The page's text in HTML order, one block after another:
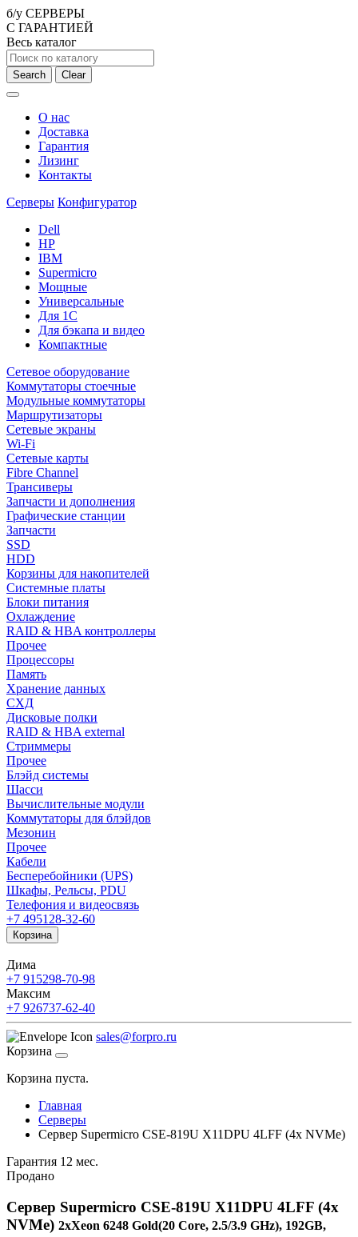
б/у СЕРВЕРЫ
С ГАРАНТИЕЙ
Весь каталог
Search Clear
О нас
Доставка
Гарантия
Лизинг
Контакты
Серверы Конфигуратор
Dell
HP
IBM
Supermicro
Мощные
Универсальные
Для 1С
Для бэкапа и видео
Компактные
Сетевое оборудование
Коммутаторы стоечные
Модульные коммутаторы
Маршрутизаторы
Сетевые экраны
Wi-Fi
Сетевые карты
Fibre Channel
Трансиверы
Запчасти и дополнения
Графические станции
Запчасти
SSD
HDD
Корзины для накопителей
Системные платы
Блоки питания
Охлаждение
RAID & HBA контроллеры
Прочее
Процессоры
Память
Хранение данных
СХД
Дисковые полки
RAID & HBA external
Стриммеры
Прочее
Блэйд системы
Шасси
Вычислительные модули
Коммутаторы для блэйдов
Мезонин
Прочее
Кабели
Бесперебойники (UPS)
Шкафы, Рельсы, PDU
Телефония и видеосвязь
+7 495128-32-60
Корзина
Дима
+7 915298-70-98
Максим
+7 926737-62-40
sales@forpro.ru
Корзина
Корзина пуста.
Главная
Серверы
Сервер Supermicro CSE-819U X11DPU 4LFF (4x NVMe)
Гарантия 12 мес.
Продано
Сервер Supermicro CSE-819U X11DPU 4LFF (4x
NVMe) 2xXeon 6248 Gold(20 Core, 2.5/3.9 GHz), 192GB,